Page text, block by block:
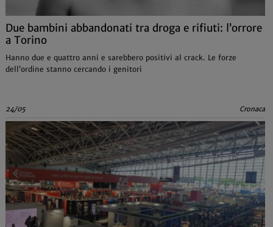
Due bambini abbandonati tra droga e rifiuti: l’orrore
a Torino
Hanno due e quattro anni e sarebbero positivi al crack. Le forze
dell’ordine stanno cercando i genitori
24/05 Cronaca